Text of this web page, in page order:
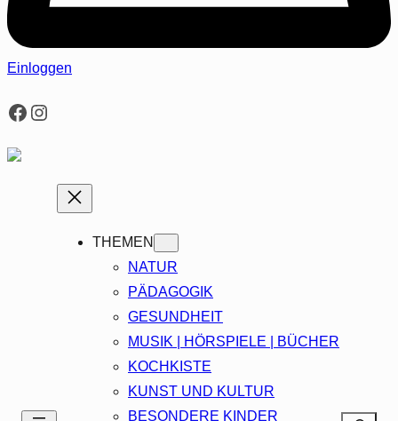
Einloggen
Facebook
Instagram
THEMEN
NATUR
PÄDAGOGIK
GESUNDHEIT
MUSIK | HÖRSPIELE | BÜCHER
KOCHKISTE
KUNST UND KULTUR
BESONDERE KINDER